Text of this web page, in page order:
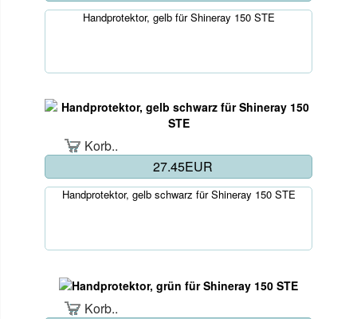
Handprotektor, gelb für Shineray 150 STE
Korb..
27.45EUR
Handprotektor, gelb schwarz für Shineray 150 STE
Korb..